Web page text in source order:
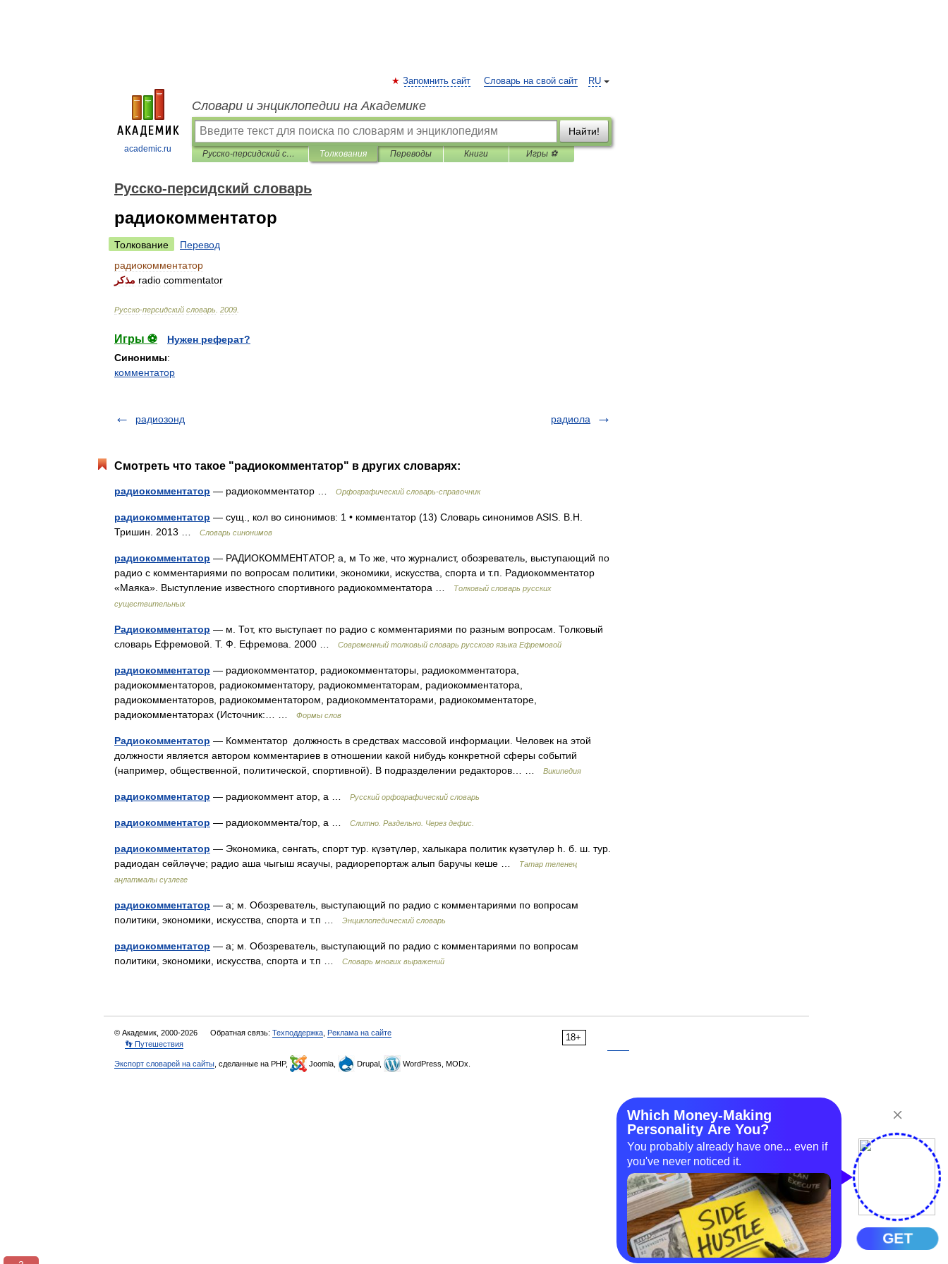
academic.ru
RU
Запомнить сайт Словарь на свой сайт
Словари и энциклопедии на Академике
Найти!
Русско-персидский словарь Толкования Переводы Книги Игры ⚽
Русско-персидский словарь
радиокомментатор
Толкование
Перевод
радиокомментатор
مذکر radio commentator
Русско-персидский словарь 2009
Игры ⚽
Нужен реферат?
Синонимы:
комментатор
радиозонд радиола
Смотреть что такое "радиокомментатор" в других словарях:
радиокомментатор — радиокомментатор … Орфографический словарь-справочник
радиокомментатор — сущ., кол во синонимов: 1 • комментатор (13) Словарь синонимов ASIS. В.Н.
Тришин. 2013 …
Словарь синонимов
радиокомментатор — РАДИОКОММЕНТАТОР, а, м То же, что журналист, обозреватель, выступающий по
радио с комментариями по вопросам политики, экономики, искусства, спорта и т.п. Радиокомментатор
«Маяка». Выступление известного спортивного радиокомментатора …
Толковый словарь русских
существительных
Радиокомментатор — м. Тот, кто выступает по радио с комментариями по разным вопросам. Толковый
словарь Ефремовой. Т. Ф. Ефремова. 2000 …
Современный толковый словарь русского языка Ефремовой
радиокомментатор — радиокомментатор, радиокомментаторы, радиокомментатора,
радиокомментаторов, радиокомментатору, радиокомментаторам, радиокомментатора,
радиокомментаторов, радиокомментатором, радиокомментаторами, радиокомментаторе,
радиокомментаторах (Источник:… …
Формы слов
Радиокомментатор — Комментатор должность в средствах массовой информации. Человек на этой
должности является автором комментариев в отношении какой нибудь конкретной сферы событий
(например, общественной, политической, спортивной). В подразделении редакторов… …
Википедия
радиокомментатор — радиокоммент атор, а … Русский орфографический словарь
радиокомментатор — радиокоммента/тор, а … Слитно. Раздельно. Через дефис.
радиокомментатор — Экономика, сәнгать, спорт тур. күзәтүләр, халыкара политик күзәтүләр һ. б. ш. тур.
радиодан сөйләүче; радио аша чыгыш ясаучы, радиорепортаж алып баручы кеше …
Татар теленең
аңлатмалы сүзлеге
радиокомментатор — а; м. Обозреватель, выступающий по радио с комментариями по вопросам
политики, экономики, искусства, спорта и т.п …
Энциклопедический словарь
радиокомментатор — а; м. Обозреватель, выступающий по радио с комментариями по вопросам
политики, экономики, искусства, спорта и т.п …
Словарь многих выражений
18+
© Академик, 2000-2026 Обратная связь: Техподдержка Реклама на сайте
👣 Путешествия
Экспорт словарей на сайты , сделанные на PHP, Joomla, Drupal, WordPress, MODx.